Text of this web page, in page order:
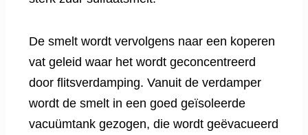
De smelt wordt vervolgens naar een koperen
vat geleid waar het wordt geconcentreerd
door flitsverdamping. Vanuit de verdamper
wordt de smelt in een goed geïsoleerde
vacuümtank gezogen, die wordt geëvacueerd